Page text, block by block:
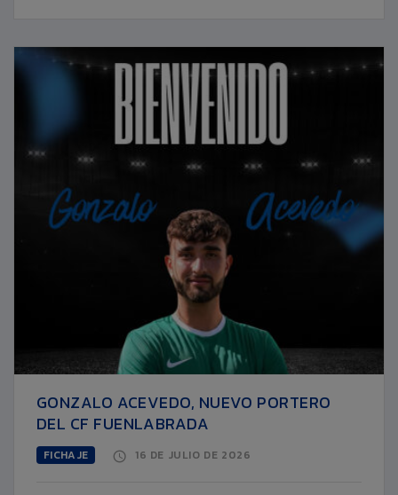
GONZALO ACEVEDO, NUEVO PORTERO
DEL CF FUENLABRADA
FICHAJE 16 DE JULIO DE 2026